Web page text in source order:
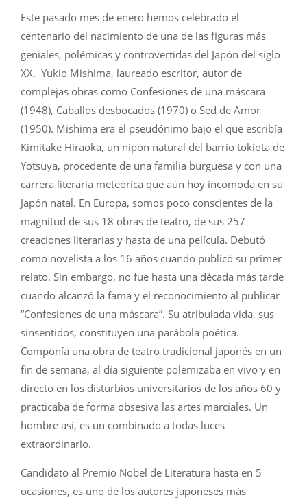
Este pasado mes de enero hemos celebrado el
centenario del nacimiento de una de las figuras más
geniales, polémicas y controvertidas del Japón del siglo
XX. Yukio Mishima, laureado escritor, autor de
complejas obras como Confesiones de una máscara
(1948), Caballos desbocados (1970) o Sed de Amor
(1950). Mishima era el pseudónimo bajo el que escribía
Kimitake Hiraoka, un nipón natural del barrio tokiota de
Yotsuya, procedente de una familia burguesa y con una
carrera literaria meteórica que aún hoy incomoda en su
Japón natal. En Europa, somos poco conscientes de la
magnitud de sus 18 obras de teatro, de sus 257
creaciones literarias y hasta de una película. Debutó
como novelista a los 16 años cuando publicó su primer
relato. Sin embargo, no fue hasta una década más tarde
cuando alcanzó la fama y el reconocimiento al publicar
“Confesiones de una máscara”. Su atribulada vida, sus
sinsentidos, constituyen una parábola poética.
Componía una obra de teatro tradicional japonés en un
fin de semana, al día siguiente polemizaba en vivo y en
directo en los disturbios universitarios de los años 60 y
practicaba de forma obsesiva las artes marciales. Un
hombre así, es un combinado a todas luces
extraordinario.
Candidato al Premio Nobel de Literatura hasta en 5
ocasiones, es uno de los autores japoneses más